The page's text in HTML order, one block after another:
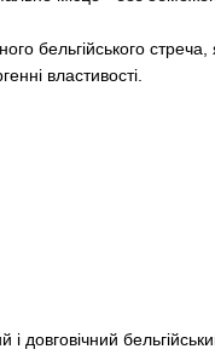
бельгійського
властивості.
довговічний